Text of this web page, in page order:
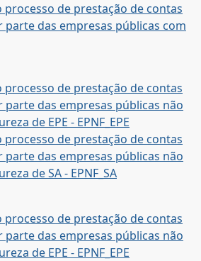
de prestação de contas
parte das empresas públicas com
de prestação de contas
parte das empresas públicas não
de EPE - EPNF_EPE
de prestação de contas
parte das empresas públicas não
de SA - EPNF_SA
de prestação de contas
parte das empresas públicas não
de EPE - EPNF_EPE